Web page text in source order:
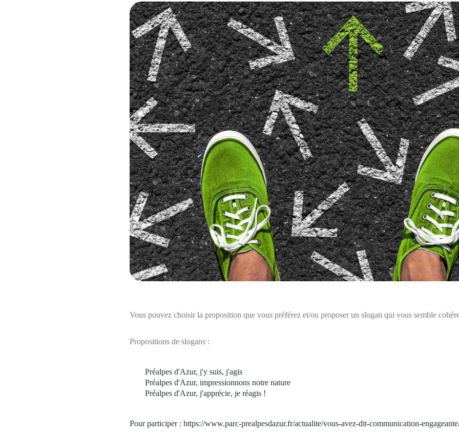
Vous pouvez choisir la proposition que vous préférez et/ou proposer un slogan qui vous semble
Propositions de slogans :
Préalpes d'Azur, j'y suis, j'agis
Préalpes d'Azur, impressionnons notre nature
Préalpes d'Azur, j'apprécie, je réagis !
Pour participer : https://www.parc-prealpesdazur.fr/actualite/vous-avez-dit-communication-